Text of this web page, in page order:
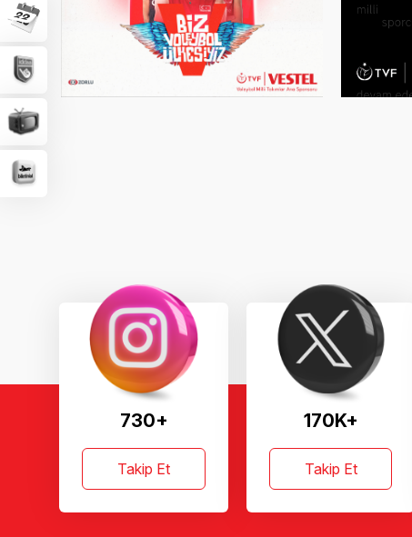
730+
Takip Et
170K+
Takip Et